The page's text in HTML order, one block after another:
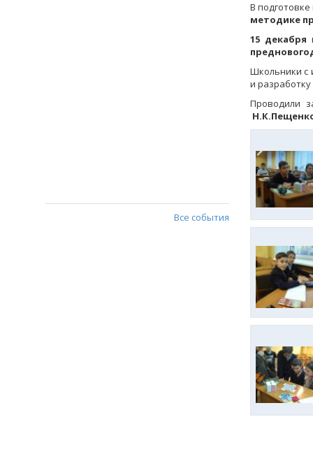
Все события
В
методике
15 декабря
Школьники с
и
Проводили